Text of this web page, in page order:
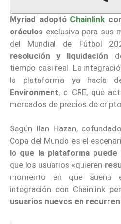
Myriad adoptó Chainlink
oráculos exclusiva para sus
del Mundial de Fútbol
resolución y liquidación
tiempo casi real. La
la plataforma ya hacía
Environment, o CRE, que
mercados de precios de
Según Ilan Hazan,
Copa del Mundo es el
lo que la plataforma
que los usuarios «quieren
momento en que
integración con Chainlink
usuarios nuevos en